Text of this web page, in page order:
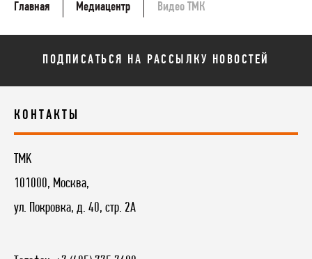
Главная Медиацентр Видео ТМК
ПОДПИСАТЬСЯ НА РАССЫЛКУ НОВОСТЕЙ
КОНТАКТЫ
TMK
101000, Москва,
ул. Покровка, д. 40, стр. 2А